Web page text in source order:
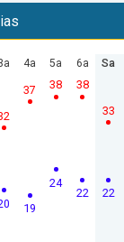
4a
19
37
5a
24
38
6a
22
38
Sa
22
33